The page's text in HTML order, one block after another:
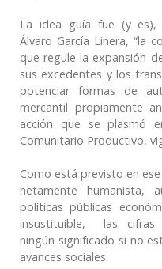
La idea guía fue (y es),
Álvaro García Linera, “la
que regule la expansión
sus excedentes y los
potenciar formas de
mercantil propiamente
acción que se plasmó
Comunitario Productivo,
Como está previsto en
netamente humanista,
políticas públicas
insustituible, las cifras
ningún significado si no
avances sociales.